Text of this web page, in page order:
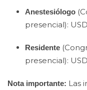
Anestesiólogo
presencial):
Residente
presencial):
Nota importante: Las